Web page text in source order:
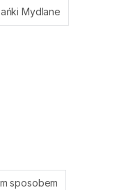
Mydlane
sposobem